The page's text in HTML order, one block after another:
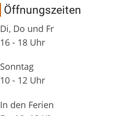
Öffnungszeiten
Di, Do und Fr
16 - 18 Uhr
Sonntag
10 - 12 Uhr
In den Ferien